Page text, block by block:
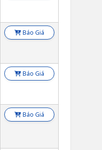
Báo Giá
Báo Giá
Báo Giá